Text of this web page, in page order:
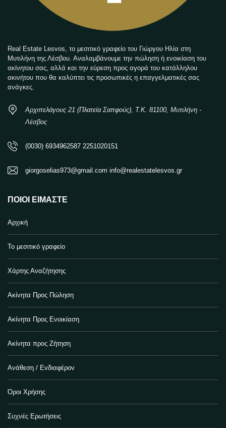
Real Estate Lesvos, το μεσιτικό γραφείο του Γιώργου Ηλία στη
Μυτιλήνη της Λέσβου. Αναλαμβάνουμε την πώληση ή ενοικίαση του
ακίνητου σας, αλλά και την εύρεση προς αγορά του κατάλληλου
ακινήτου που θα καλύπτει τις προσωπικές η επαγγελματικές σας
ανάγκες.
Αρχιπελάγους 21 (Πλατεία Σαπφούς), Τ.Κ. 81100, Μυτιλήνη -
Λέσβος
(0030) 6934962587 2251020151
giorgoselias973@gmail.com info@realestatelesvos.gr
ΠΟΙΟΙ ΕΊΜΑΣΤΕ
Αρχική
Το μεσιτικό γραφείο
Χάρτης Αναζήτησης
Ακίνητα Προς Πώληση
Ακίνητα Προς Ενοικίαση
Ακίνητα προς Ζήτηση
Ανάθεση / Ενδιαφέρον
Όροι Χρήσης
Συχνές Ερωτήσεις